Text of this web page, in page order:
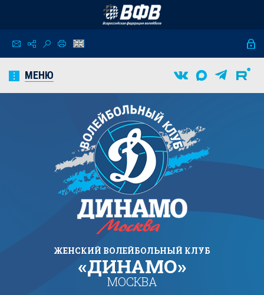
МЕНЮ
ЖЕНСКИЙ ВОЛЕЙБОЛЬНЫЙ КЛУБ
«ДИНАМО»
МОСКВА